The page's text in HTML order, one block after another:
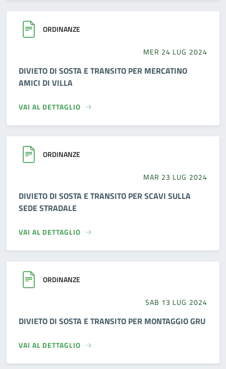
ORDINANZE
MER 24 LUG 2024
DIVIETO DI SOSTA E TRANSITO PER MERCATINO
AMICI DI VILLA
VAI AL DETTAGLIO
ORDINANZE
MAR 23 LUG 2024
DIVIETO DI SOSTA E TRANSITO PER SCAVI SULLA
SEDE STRADALE
VAI AL DETTAGLIO
ORDINANZE
SAB 13 LUG 2024
DIVIETO DI SOSTA E TRANSITO PER MONTAGGIO GRU
VAI AL DETTAGLIO